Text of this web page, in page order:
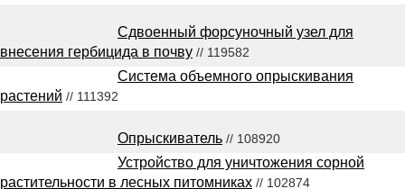
Сдвоенный форсуночный узел для
внесения гербицида в почву // 119582
Система объемного опрыскивания
растений // 111392
Опрыскиватель // 108920
Устройство для уничтожения сорной
растительности в лесных питомниках // 102874